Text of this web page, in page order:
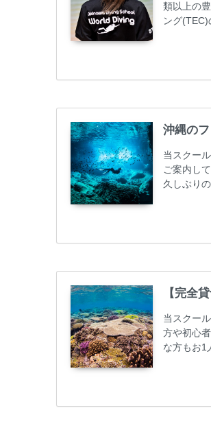
類以上の
ング
ス取得コ
ーニング
グ...
沖縄の
当スクー
ご案内し
久しぶり
ンダイビ
50%OFF
ト / タン
【完全
当スクー
方や初心
な方もお1
ビング
めての方
しめます...